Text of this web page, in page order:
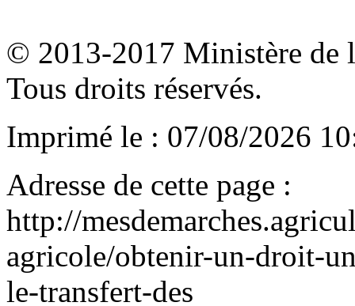
© 2013-2017 Ministère de
Tous droits réservés.
Imprimé le : 07/08/2026
Adresse de cette page :
http://
agricole/obtenir-un-droit-
le-transfert-des